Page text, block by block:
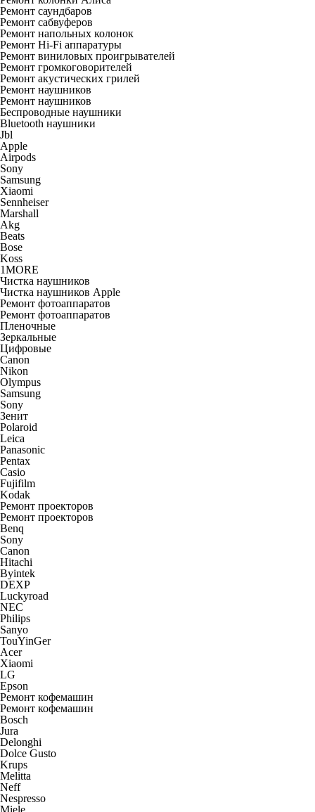
Ремонт саундбаров
Ремонт сабвуферов
Ремонт напольных колонок
Ремонт Hi-Fi аппаратуры
Ремонт виниловых проигрывателей
Ремонт громкоговорителей
Ремонт акустических грилей
Ремонт наушников
Ремонт наушников
Беспроводные наушники
Bluetooth наушники
Jbl
Apple
Airpods
Sony
Samsung
Xiaomi
Sennheiser
Marshall
Akg
Beats
Bose
Koss
1MORE
Чистка наушников
Чистка наушников Apple
Ремонт фотоаппаратов
Ремонт фотоаппаратов
Пленочные
Зеркальные
Цифровые
Canon
Nikon
Olympus
Samsung
Sony
Зенит
Polaroid
Leica
Panasonic
Pentax
Casio
Fujifilm
Kodak
Ремонт проекторов
Ремонт проекторов
Benq
Sony
Canon
Hitachi
Byintek
DEXP
Luckyroad
NEC
Philips
Sanyo
TouYinGer
Acer
Xiaomi
LG
Epson
Ремонт кофемашин
Ремонт кофемашин
Bosch
Jura
Delonghi
Dolce Gusto
Krups
Melitta
Neff
Nespresso
Miele